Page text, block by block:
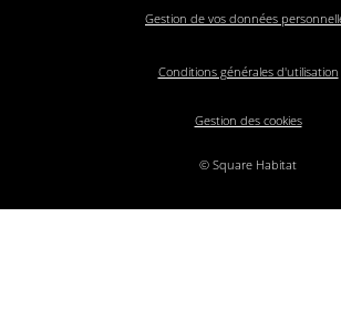
Gestion de vos données
Conditions générales d'utilisation
Gestion des cookies
© Square Habitat